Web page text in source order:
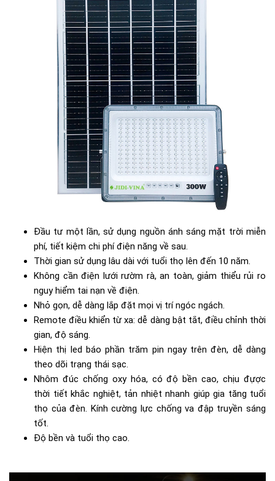
Đầu tư một lần, sử dụng nguồn ánh sáng mặt trời miễn
phí, tiết kiệm chi phí điện năng về sau.
Thời gian sử dụng lâu dài với tuổi thọ lên đến 10 năm.
Không cần điện lưới rườm rà, an toàn, giảm thiểu rủi ro
nguy hiểm tai nạn về điện.
Nhỏ gọn, dễ dàng lắp đặt mọi vị trí ngóc ngách.
Remote điều khiển từ xa: dễ dàng bật tắt, điều chỉnh thời
gian, độ sáng.
Hiện thị led báo phần trăm pin ngay trên đèn, dễ dàng
theo dõi trạng thái sạc.
Nhôm đúc chống oxy hóa, có độ bền cao, chịu đựợc
thời tiết khắc nghiệt, tản nhiệt nhanh giúp gia tăng tuổi
thọ của đèn. Kính cường lực chống va đập truyền sáng
tốt.
Độ bền và tuổi thọ cao.